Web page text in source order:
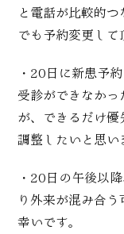
と電話が比較的
でも予約変更して
・20日に新患予
受診ができなかっ
が、できるだけ優
調整したいと思い
・20日の午後以
り外来が混み合
幸いです。